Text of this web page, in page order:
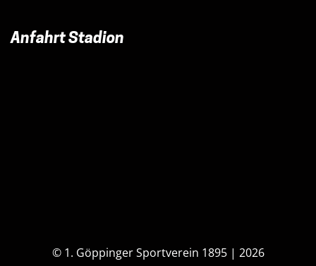
Anfahrt Stadion
© 1. Göppinger Sportverein 1895 | 2026